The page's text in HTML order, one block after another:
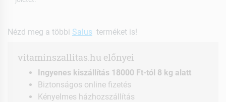
Nézd meg a többi Salus terméket is!
vitaminszallitas.hu előnyei
Ingyenes kiszállítás 18000 Ft-tól 8 kg alatt
Biztonságos online fizetés
Kényelmes házhozszállítás